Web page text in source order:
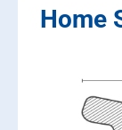
Home